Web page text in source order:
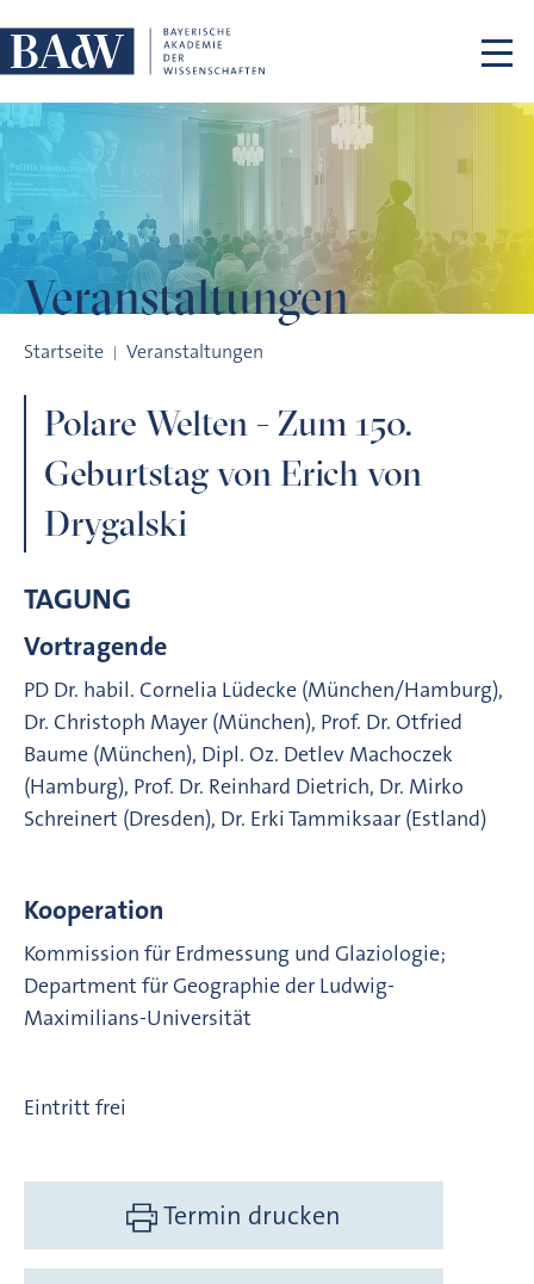
Veranstaltungen
Startseite Veranstaltungen
Polare Welten - Zum 150.
Geburtstag von Erich von
Drygalski
TAGUNG
Vortragende
PD Dr. habil. Cornelia Lüdecke (München/Hamburg),
Dr. Christoph Mayer (München), Prof. Dr. Otfried
Baume (München), Dipl. Oz. Detlev Machoczek
(Hamburg), Prof. Dr. Reinhard Dietrich, Dr. Mirko
Schreinert (Dresden), Dr. Erki Tammiksaar (Estland)
Kooperation
Kommission für Erdmessung und Glaziologie;
Department für Geographie der Ludwig-
Maximilians-Universität
Eintritt frei
Termin drucken